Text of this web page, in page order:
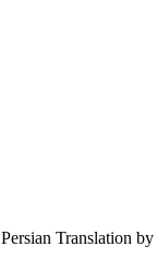
Persian Translation by